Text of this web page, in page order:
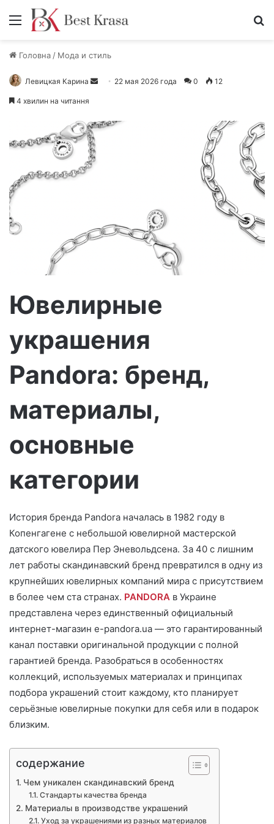
Меню
Головна / Мода и стиль
Левицкая Карина
р
и
22 мая 2026 года 0 12
4 хвилин на читання
Ювелирные
украшения
Pandora: бренд,
материалы,
основные
категории
История бренда Pandora началась в 1982 году в
Копенгагене с небольшой ювелирной мастерской
датского ювелира Пер Эневольдсена. За 40 с лишним
лет работы скандинавский бренд превратился в одну из
крупнейших ювелирных компаний мира с присутствием
в более чем ста странах. PANDORA в Украине
представлена через единственный официальный
интернет-магазин e-pandora.ua — это гарантированный
канал поставки оригинальной продукции с полной
гарантией бренда. Разобраться в особенностях
коллекций, используемых материалах и принципах
подбора украшений стоит каждому, кто планирует
серьёзные ювелирные покупки для себя или в подарок
близким.
содержание
Чем уникален скандинавский бренд
Стандарты качества бренда
Материалы в производстве украшений
Уход за украшениями из разных материалов